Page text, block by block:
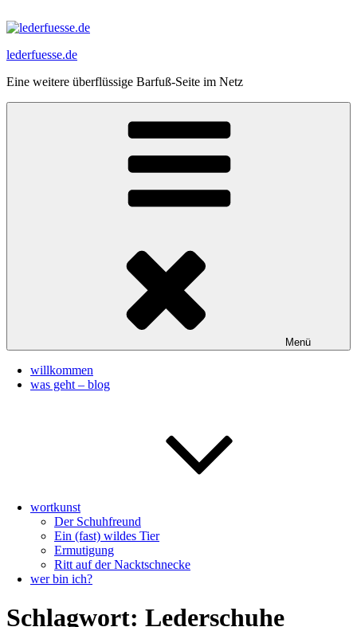
Inhalt
lederfuesse.de
Eine weitere überflüssige Barfuß-Seite im Netz
Menü
willkommen
was geht – blog
wortkunst
Der Schuhfreund
Ein (fast) wildes Tier
Ermutigung
Ritt auf der Nacktschnecke
wer bin ich?
Schlagwort: Lederschuhe